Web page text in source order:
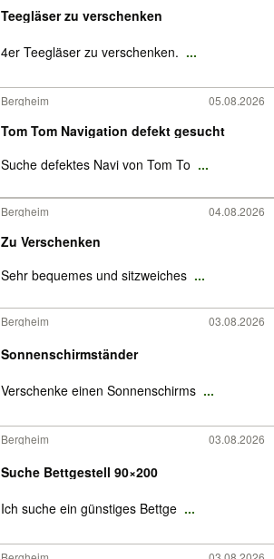
Teegläser zu verschenken
4er Teegläser zu verschenken. ...
Bergheim 05.08.2026
Tom Tom Navigation defekt gesucht
Suche defektes Navi von Tom To ...
Bergheim 04.08.2026
Zu Verschenken
Sehr bequemes und sitzweiches ...
Bergheim 03.08.2026
Sonnenschirmständer
Verschenke einen Sonnenschirms ...
Bergheim 03.08.2026
Suche Bettgestell 90×200
Ich suche ein günstiges Bettge ...